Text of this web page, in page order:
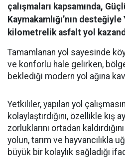
çalışmaları kapsamında,
Kaymakamlığı’nın
kilometrelik asfalt yol
Tamamlanan yol sayesinde
ve konforlu hale gelirken,
beklediği modern yol ağına
Yetkililer, yapılan yol
kolaylaştırdığını, özellikle kış
zorluklarını ortadan
yolun, tarım ve hayvancılıkla
büyük bir kolaylık sağladığı